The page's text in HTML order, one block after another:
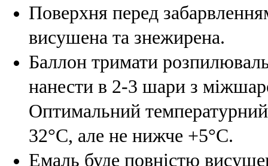
Поверхня перед
висушена та знежирена.
Баллон тримати
нанести в 2-3 шари з
Оптимальний температурний
32°С, але не нижче +5°С.
Емаль буде повністю